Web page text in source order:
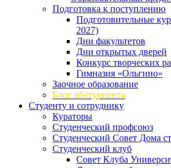
Подготовка к поступлению
Подготовительные
2027)
Дни факультетов
Дни открытых дверей
Конкурс творческих
Гимназия «Ольгино»
Заочное образование
Блог абитуриента
Студенту и сотруднику
Кураторы
Студенческий профсоюз
Студенческий Совет Дома
Студенческий клуб
Совет Клуба